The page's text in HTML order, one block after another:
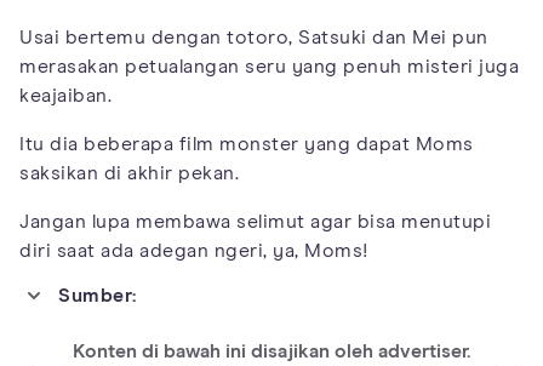
Usai bertemu dengan totoro, Satsuki dan Mei pun
merasakan petualangan seru yang penuh misteri juga
keajaiban.
Itu dia beberapa film monster yang dapat Moms
saksikan di akhir pekan.
Jangan lupa membawa selimut agar bisa menutupi
diri saat ada adegan ngeri, ya, Moms!
Sumber:
https://collider.com/best-monster-movies-of-the-21st-century-
Konten di bawah ini disajikan oleh advertiser.